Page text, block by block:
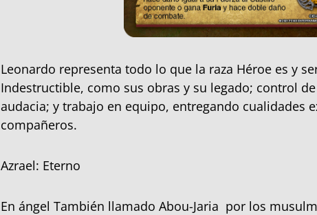
Leonardo representa todo lo que la raza Héroe es y
Indestructible, como sus obras y su legado; control
audacia; y trabajo en equipo, entregando cualidades
compañeros.
Azrael: Eterno
En ángel También llamado Abou-Jaria por los